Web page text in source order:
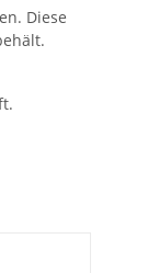
Diese